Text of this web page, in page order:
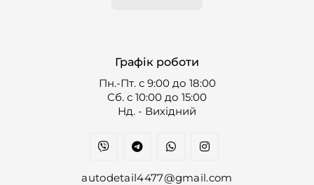
Графік роботи
Пн.-Пт. с 9:00 до 18:00
Cб. с 10:00 до 15:00
Нд. - Вихідний
autodetail4477@gmail.com